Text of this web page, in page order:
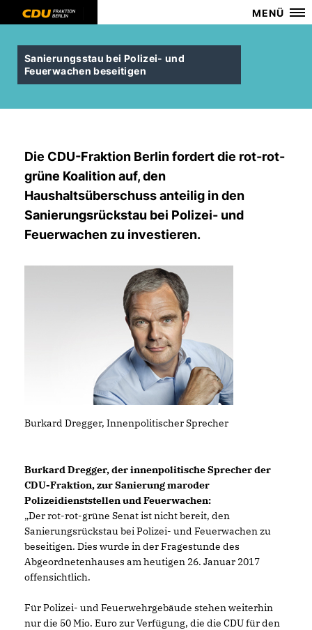
MENÜ
Sanierungsstau bei Polizei- und
Feuerwachen beseitigen
Die CDU-Fraktion Berlin fordert die rot-rot-
grüne Koalition auf, den
Haushaltsüberschuss anteilig in den
Sanierungsrückstau bei Polizei- und
Feuerwachen zu investieren.
Burkard Dregger, Innenpolitischer Sprecher
Burkard Dregger, der innenpolitische Sprecher der
CDU-Fraktion, zur Sanierung maroder
Polizeidienststellen und Feuerwachen:
Der rot-rot-grüne Senat ist nicht bereit, den
Sanierungsrückstau bei Polizei- und Feuerwachen zu
beseitigen. Dies wurde in der Fragestunde des
Abgeordnetenhauses am heutigen 26. Januar 2017
offensichtlich.
Für Polizei- und Feuerwehrgebäude stehen weiterhin
nur die 50 Mio. Euro zur Verfügung, die die CDU für den